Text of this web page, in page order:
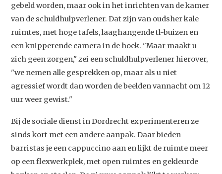
gebeld worden, maar ook in het inrichten van de kamer
van de schuldhulpverlener. Dat zijn van oudsher kale
ruimtes, met hoge tafels, laaghangende tl-buizen en
een knipperende camera in de hoek. "Maar maakt u
zich geen zorgen," zei een schuldhulpverlener hierover,
"we nemen alle gesprekken op, maar als u niet
agressief wordt dan worden de beelden vannacht om 12
uur weer gewist."
Bij de sociale dienst in Dordrecht experimenteren ze
sinds kort met een andere aanpak. Daar bieden
barristas je een cappuccino aan en lijkt de ruimte meer
op een flexwerkplek, met open ruimtes en gekleurde